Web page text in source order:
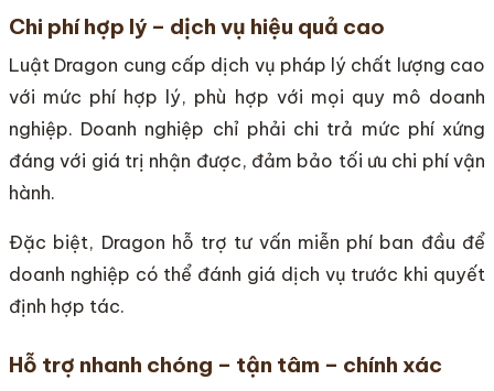
Chi phí hợp lý – dịch vụ hiệu quả cao
Luật Dragon cung cấp dịch vụ pháp lý chất lượng cao
với mức phí hợp lý, phù hợp với mọi quy mô doanh
nghiệp. Doanh nghiệp chỉ phải chi trả mức phí xứng
đáng với giá trị nhận được, đảm bảo tối ưu chi phí vận
hành.
Đặc biệt, Dragon hỗ trợ tư vấn miễn phí ban đầu để
doanh nghiệp có thể đánh giá dịch vụ trước khi quyết
định hợp tác.
Hỗ trợ nhanh chóng – tận tâm – chính xác